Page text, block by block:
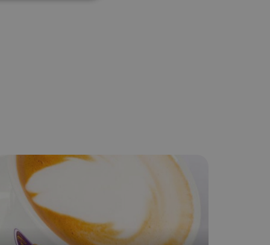
Ο
για ένα
είναι
ο
ένα καλό